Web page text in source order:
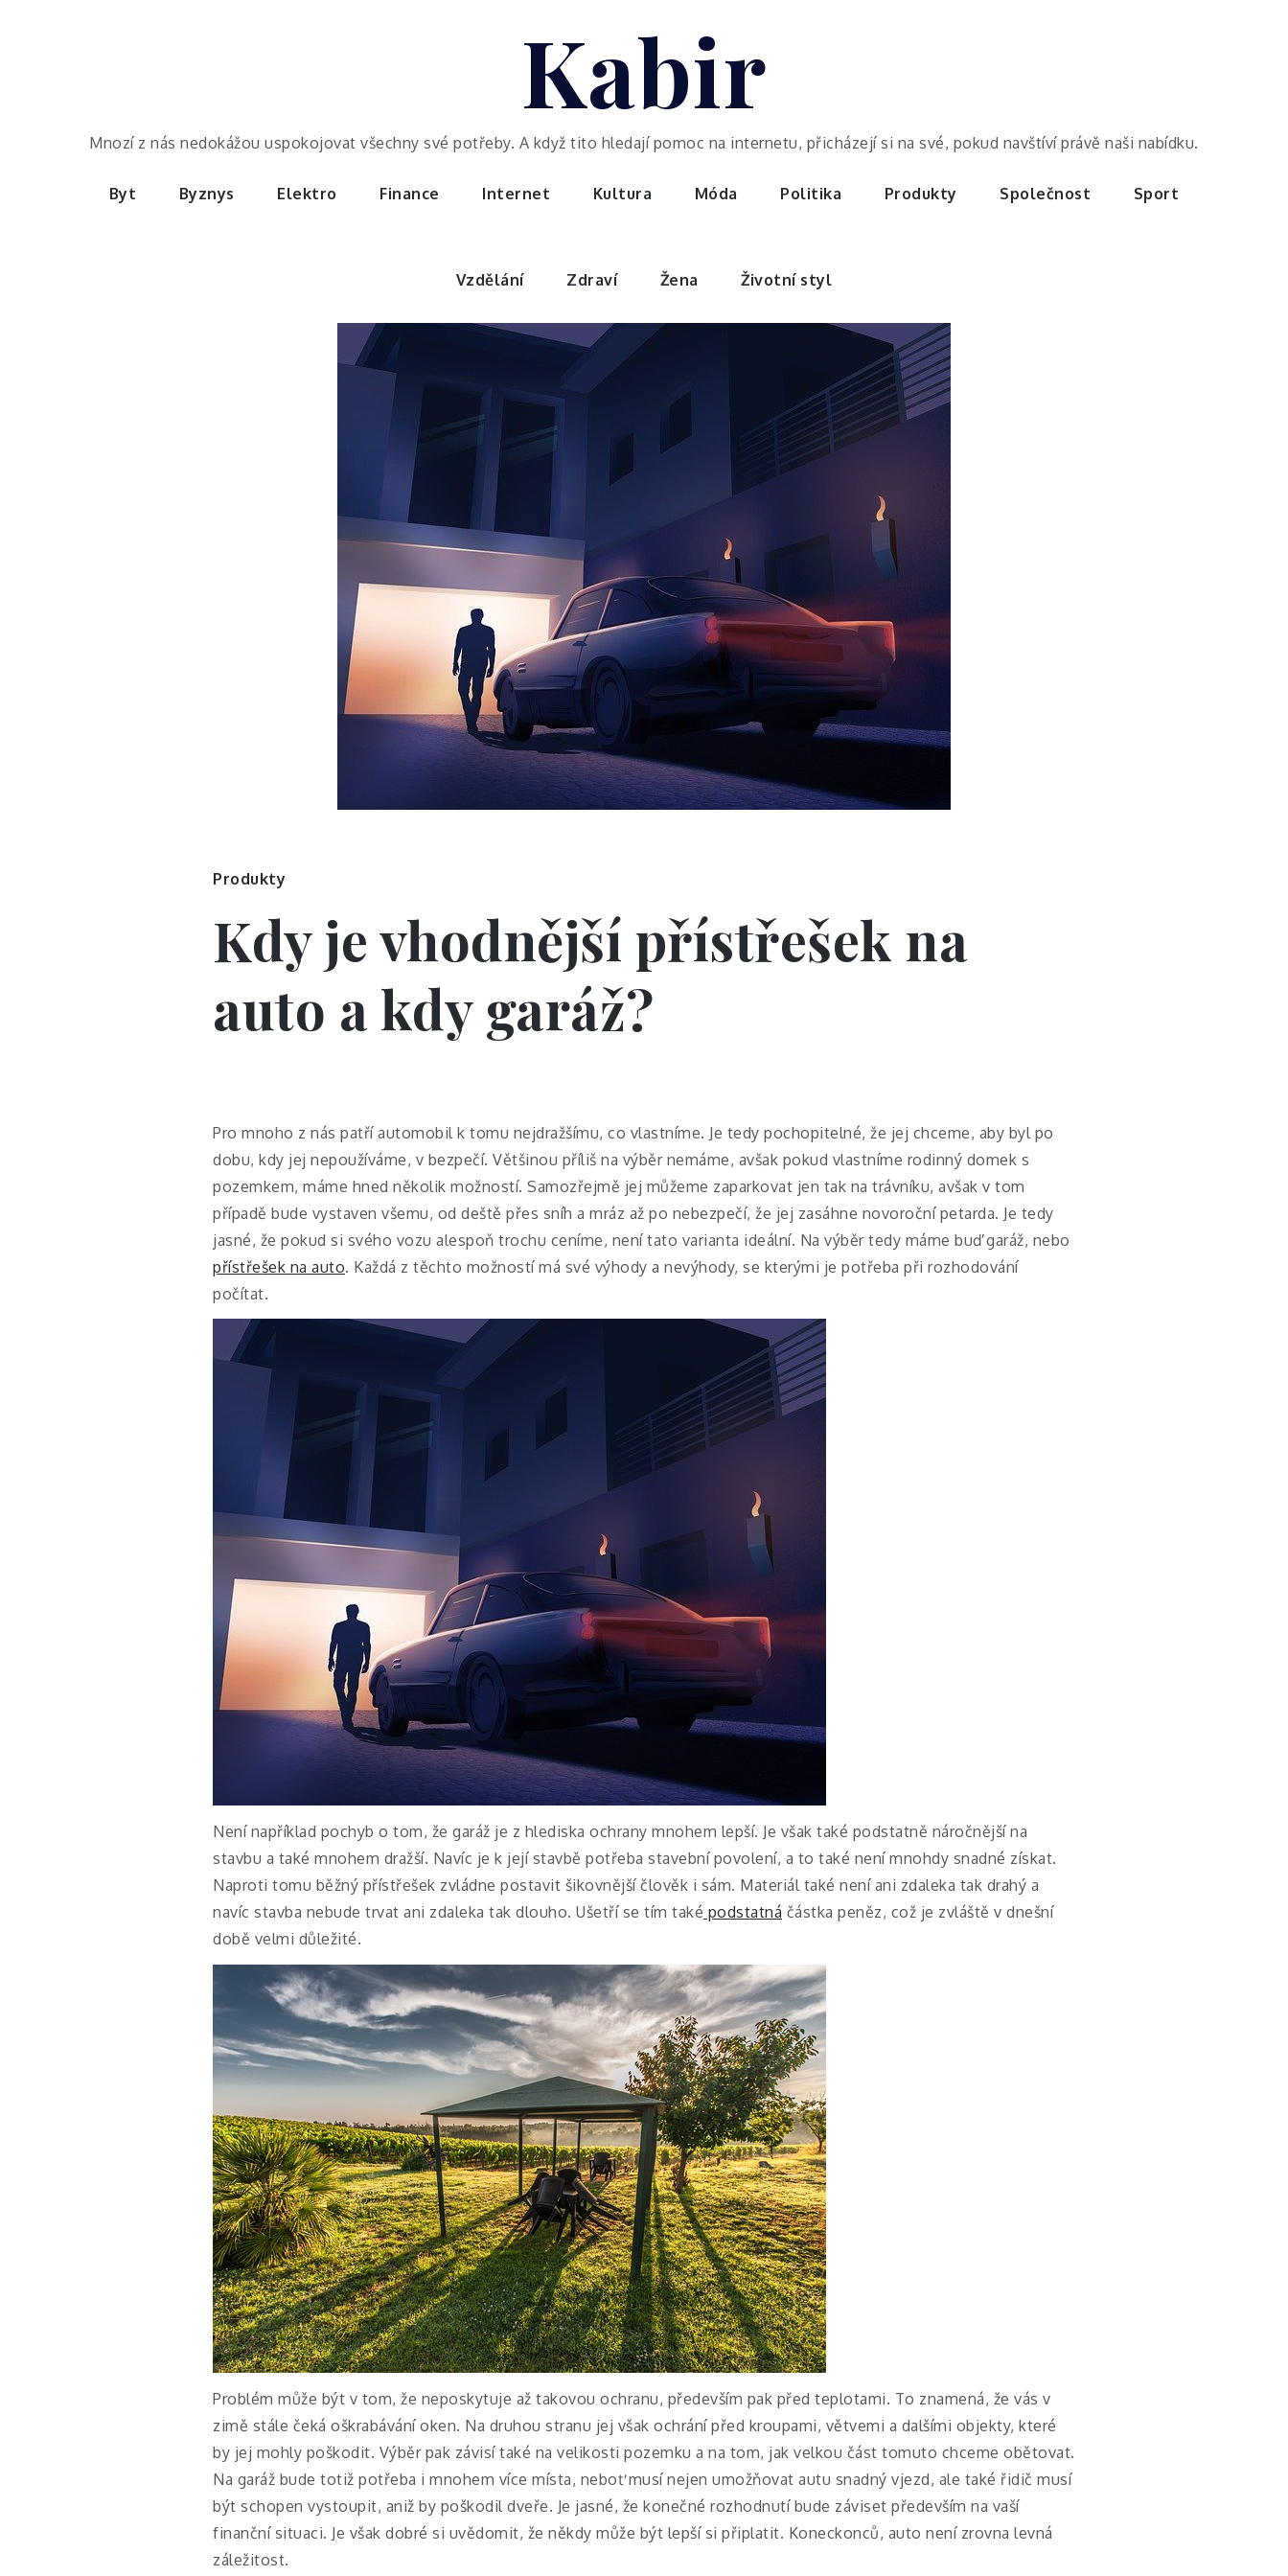
Kabir
Mnozí z nás nedokážou uspokojovat všechny své potřeby. A když tito hledají pomoc na internetu, přicházejí si na své, pokud navštíví právě naši nabídku.
Byt Byznys Elektro Finance Internet Kultura Móda Politika Produkty Společnost Sport
Vzdělání Zdraví Žena Životní styl
Produkty
Kdy je vhodnější přístřešek na
auto a kdy garáž?
Pro mnoho z nás patří automobil k tomu nejdražšímu, co vlastníme. Je tedy pochopitelné, že jej chceme, aby byl po
dobu, kdy jej nepoužíváme, v bezpečí. Většinou příliš na výběr nemáme, avšak pokud vlastníme rodinný domek s
pozemkem, máme hned několik možností. Samozřejmě jej můžeme zaparkovat jen tak na trávníku, avšak v tom
případě bude vystaven všemu, od deště přes sníh a mráz až po nebezpečí, že jej zasáhne novoroční petarda. Je tedy
jasné, že pokud si svého vozu alespoň trochu ceníme, není tato varianta ideální. Na výběr tedy máme buď garáž, nebo
přístřešek na auto. Každá z těchto možností má své výhody a nevýhody, se kterými je potřeba při rozhodování
počítat.
Není například pochyb o tom, že garáž je z hlediska ochrany mnohem lepší. Je však také podstatně náročnější na
stavbu a také mnohem dražší. Navíc je k její stavbě potřeba stavební povolení, a to také není mnohdy snadné získat.
Naproti tomu běžný přístřešek zvládne postavit šikovnější člověk i sám. Materiál také není ani zdaleka tak drahý a
navíc stavba nebude trvat ani zdaleka tak dlouho. Ušetří se tím také podstatná částka peněz, což je zvláště v dnešní
době velmi důležité.
Problém může být v tom, že neposkytuje až takovou ochranu, především pak před teplotami. To znamená, že vás v
zimě stále čeká oškrabávání oken. Na druhou stranu jej však ochrání před kroupami, větvemi a dalšími objekty, které
by jej mohly poškodit. Výběr pak závisí také na velikosti pozemku a na tom, jak velkou část tomuto chceme obětovat.
Na garáž bude totiž potřeba i mnohem více místa, neboť musí nejen umožňovat autu snadný vjezd, ale také řidič musí
být schopen vystoupit, aniž by poškodil dveře. Je jasné, že konečné rozhodnutí bude záviset především na vaší
finanční situaci. Je však dobré si uvědomit, že někdy může být lepší si připlatit. Koneckonců, auto není zrovna levná
záležitost.